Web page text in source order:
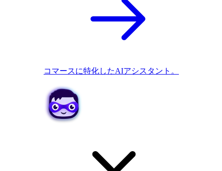
コマースに特化したAIアシスタント。